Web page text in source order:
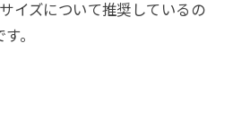
イズについて推奨しているの
。